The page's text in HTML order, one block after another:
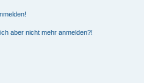
aber nicht mehr anmelden?!